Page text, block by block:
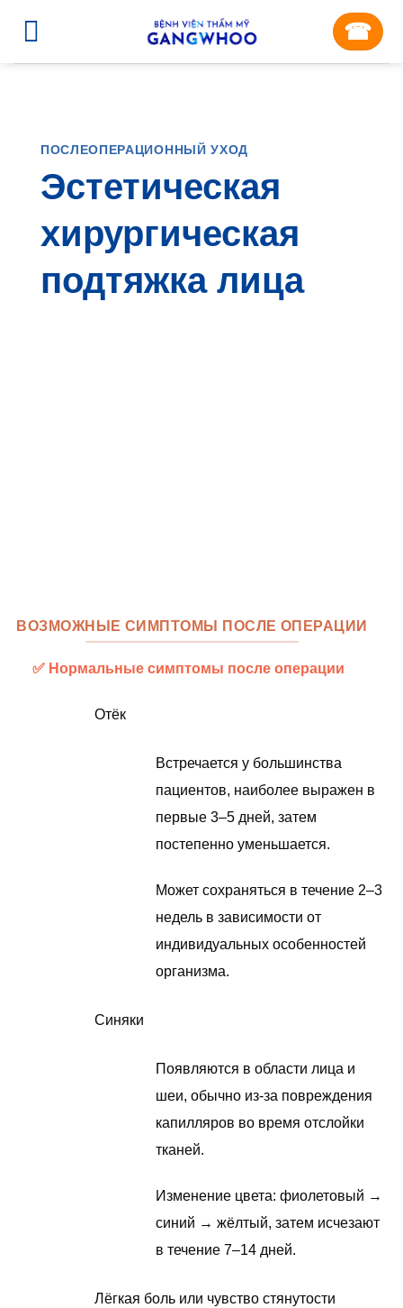
☎︎
ПОСЛЕОПЕРАЦИОННЫЙ УХОД
Эстетическая
хирургическая
подтяжка лица
ВОЗМОЖНЫЕ СИМПТОМЫ ПОСЛЕ ОПЕРАЦИИ
✅ Нормальные симптомы после операции
Отёк
Встречается у большинства
пациентов, наиболее выражен в
первые 3–5 дней, затем
постепенно уменьшается.
Может сохраняться в течение 2–3
недель в зависимости от
индивидуальных особенностей
организма.
Синяки
Появляются в области лица и
шеи, обычно из-за повреждения
капилляров во время отслойки
тканей.
Изменение цвета: фиолетовый →
синий → жёлтый, затем исчезают
в течение 7–14 дней.
Лёгкая боль или чувство стянутости